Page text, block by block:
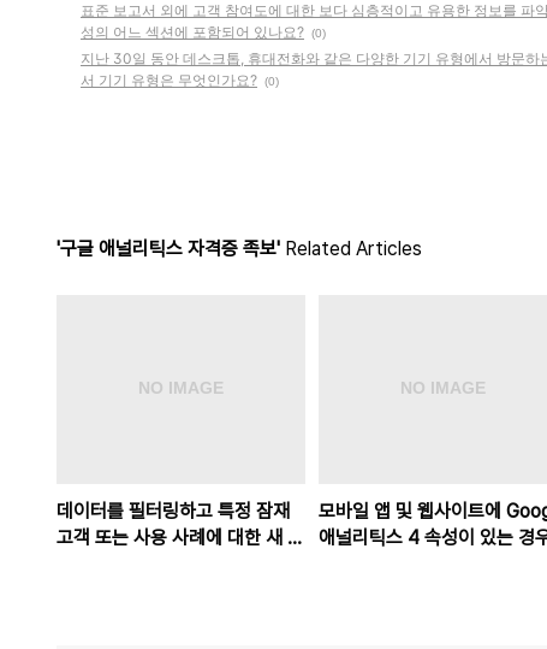
표준 보고서 외에 고객 참여도에 대한 보다 심층적이고 유용한 정보를
성의 어느 섹션에 포함되어 있나요? (0)
지난 30일 동안 데스크톱, 휴대전화와 같은 다양한 기기 유형에서 방문
서 기기 유형은 무엇인가요? (0)
'구글 애널리틱스 자격증 족보' Related Articles
데이터를 필터링하고 특정 잠재
고객 또는 사용 사례에 대한 새 데
모바일 앱 및 웹사이트에
애널리틱스 4 속성이 있는 경